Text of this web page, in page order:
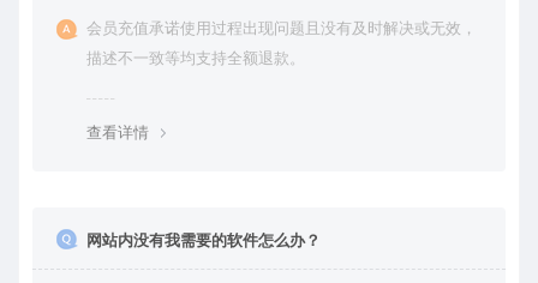
会员充值承诺使用过程出现问题且没有及时解决或无效，
描述不一致等均支持全额退款。
查看详情
网站内没有我需要的软件怎么办？